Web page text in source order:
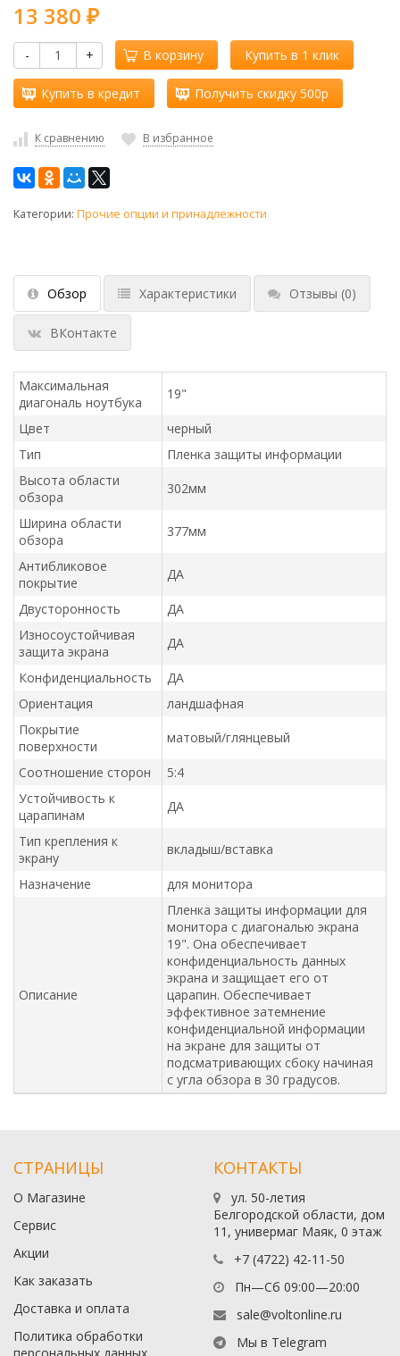
13 380 ₽
- + В корзину Купить в 1 клик
Купить в кредит Получить скидку 500р
К сравнению В избранное
Категории: Прочие опции и принадлежности
Обзор Характеристики Отзывы (0)
ВКонтакте
Максимальная
диагональ ноутбука
19"
Цвет
черный
Тип
Пленка защиты информации
Высота области
обзора
302мм
Ширина области
обзора
377мм
Антибликовое
покрытие
ДА
Двусторонность
ДА
Износоустойчивая
защита экрана
ДА
Конфиденциальность
ДА
Ориентация
ландшафная
Покрытие
поверхности
матовый/глянцевый
Соотношение сторон
5:4
Устойчивость к
царапинам
ДА
Тип крепления к
экрану
вкладыш/вставка
Назначение для монитора
Описание
Пленка защиты информации для
монитора с диагональю экрана
19". Она обеспечивает
конфиденциальность данных
экрана и защищает его от
царапин. Обеспечивает
эффективное затемнение
конфиденциальной информации
на экране для защиты от
подсматривающих сбоку начиная
с угла обзора в 30 градусов.
СТРАНИЦЫ
О Магазине
Сервис
Акции
Как заказать
Доставка и оплата
Политика обработки
КОНТАКТЫ
ул. 50-летия
Белгородской области, дом
11, универмаг Маяк, 0 этаж
+7 (4722) 42-11-50
Пн—Сб 09:00—20:00
sale@voltonline.ru
Мы в Telegram